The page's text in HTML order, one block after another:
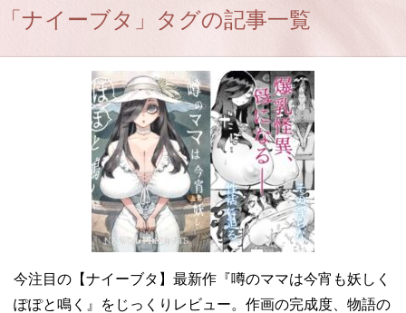
「ナイーブタ」タグの記事一覧
今注目の【ナイーブタ】最新作『噂のママは今宵も妖しく
ぽぽと鳴く』をじっくりレビュー。作画の完成度、物語の